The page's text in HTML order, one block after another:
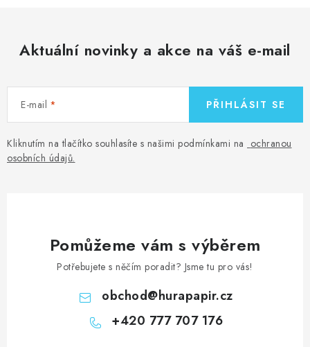
Aktuální novinky a akce na váš e-mail
E-mail
Kliknutím na tlačítko souhlasíte s našimi podmínkami na ochranou
osobních údajů.
PŘIHLÁSIT SE
Pomůžeme vám s výběrem
Potřebujete s něčím poradit? Jsme tu pro vás!
obchod@hurapapir.cz
+420 777 707 176